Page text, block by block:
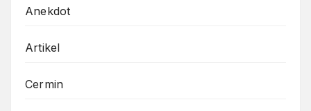
Anekdot
Artikel
Cermin